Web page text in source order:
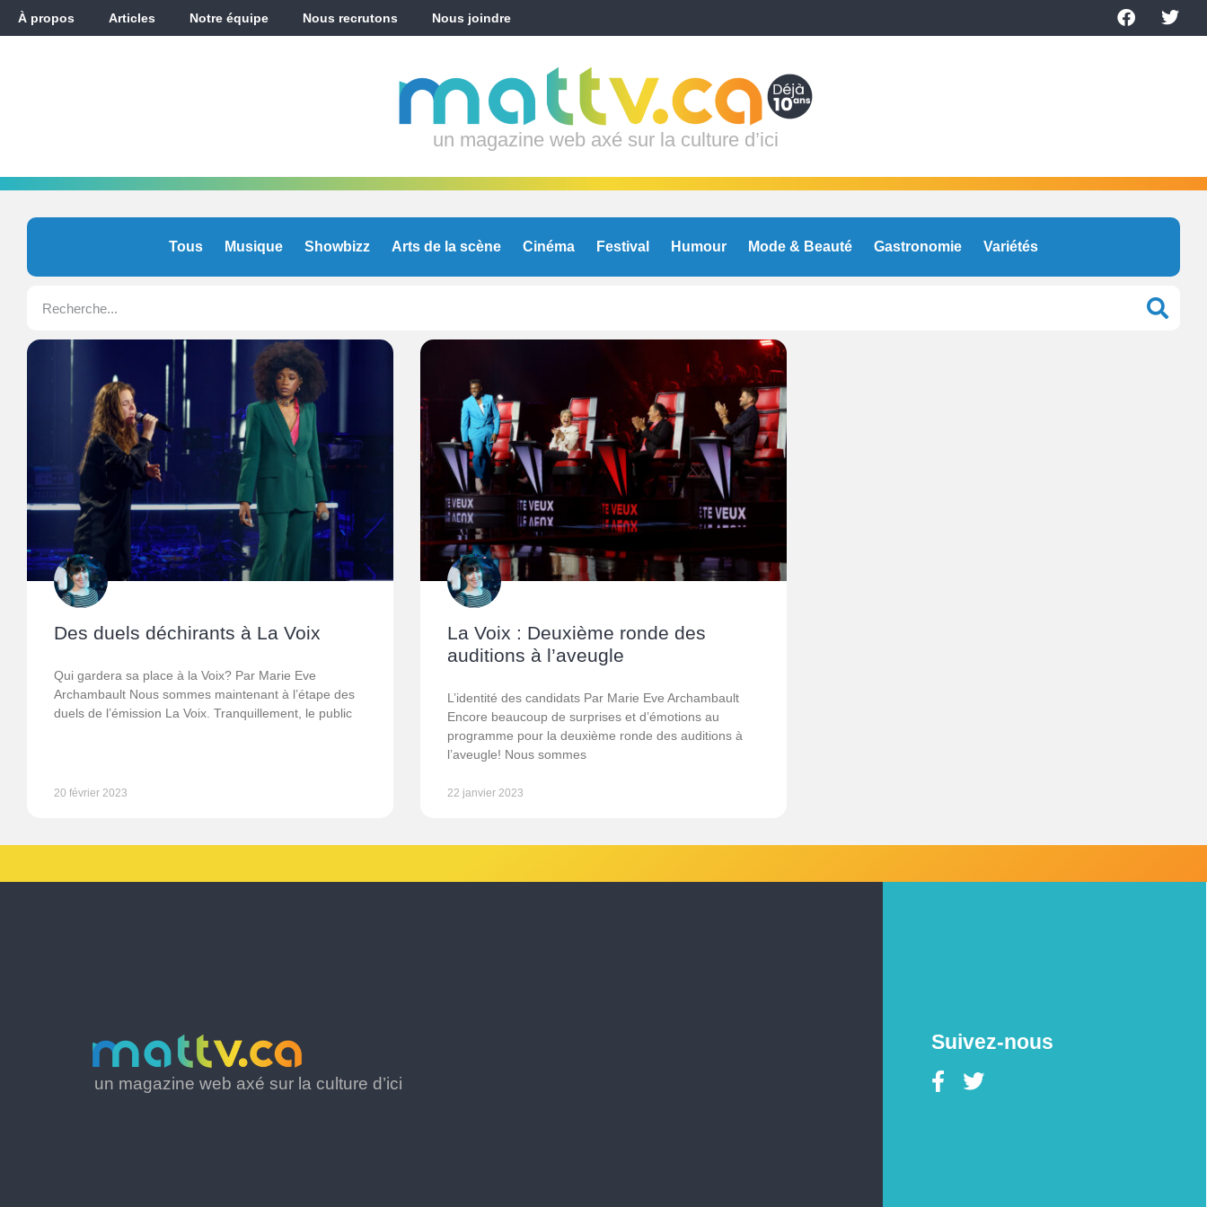
À propos Articles Notre équipe Nous recrutons Nous joindre
un magazine web axé sur la culture d’ici
Tous Musique Showbizz Arts de la scène Cinéma Festival Humour Mode & Beauté Gastronomie Variétés
Des duels déchirants à La Voix
Qui gardera sa place à la Voix? Par Marie Eve
Archambault Nous sommes maintenant à l’étape des
duels de l’émission La Voix. Tranquillement, le public
20 février 2023
La Voix : Deuxième ronde des
auditions à l’aveugle
L’identité des candidats Par Marie Eve Archambault
Encore beaucoup de surprises et d’émotions au
programme pour la deuxième ronde des auditions à
l’aveugle! Nous sommes
22 janvier 2023
un magazine web axé sur la culture d’ici
Suivez-nous